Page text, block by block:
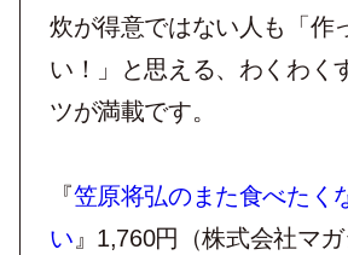
炊が得意ではない人も「作
い！」と思える、わくわく
ツが満載です。
『笠原将弘のまた食べたく
い 』1,760円（株式会社マガ